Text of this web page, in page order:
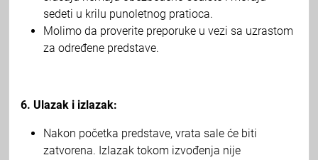
sedeti u krilu punoletnog pratioca.
Molimo da proverite preporuke u vezi sa uzrastom
za određene predstave.
6. Ulazak i izlazak:
Nakon početka predstave, vrata sale će biti
zatvorena. Izlazak tokom izvođenja nije